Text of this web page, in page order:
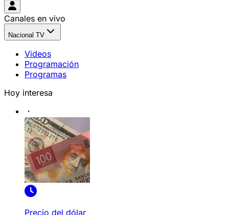
Canales en vivo
Nacional TV
Videos
Programación
Programas
Hoy interesa
Precio del dólar